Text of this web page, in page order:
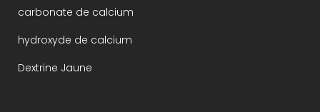
carbonate de calcium
hydroxyde de calcium
Dextrine Jaune